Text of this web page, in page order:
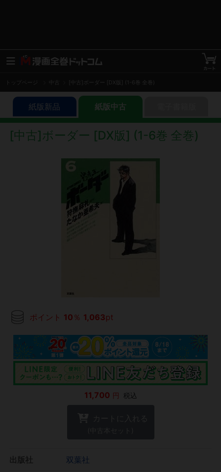
トップページ 中古 [中古]ボーダー [DX版] (1-6巻 全巻)
紙版新品 紙版中古
[中古]ボーダー [DX版] (1-6巻 全巻)
ポイント 10 ％ 1,063pt
11,700 円 税込
双葉社